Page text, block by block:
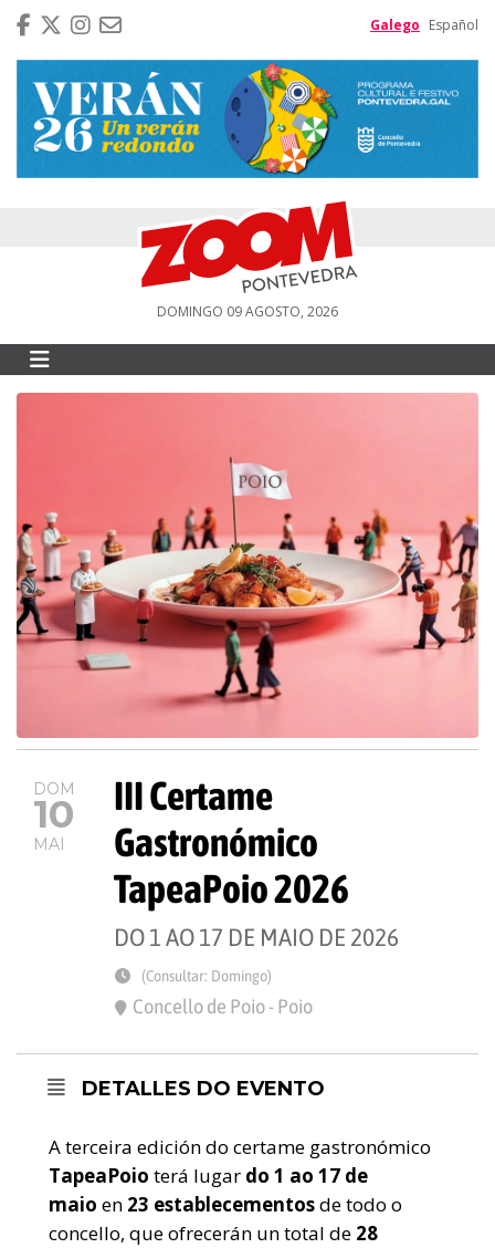
Galego Español
DOMINGO 09 AGOSTO, 2026
DOM
10
MAI
III Certame
Gastronómico
TapeaPoio 2026
DO 1 AO 17 DE MAIO DE 2026
(Consultar: Domingo)
Concello de Poio - Poio
DETALLES DO EVENTO
A terceira edición do certame gastronómico
TapeaPoio terá lugar do 1 ao 17 de
maio en 23 establecementosde todo o
concello, que ofrecerán un total de 28